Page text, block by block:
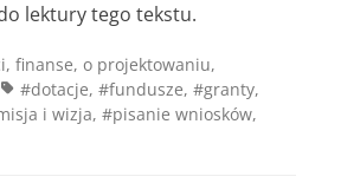
lektury tego tekstu.
, finanse, o projektowaniu,
Tags#dotacje, #fundusze, #granty,
i wizja, #pisanie wniosków,